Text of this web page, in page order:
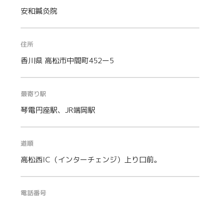
安和鍼灸院
住所
香川県 高松市中間町452ー5
最寄り駅
琴電円座駅、JR端岡駅
道順
高松西IC（インターチェンジ）上り口前。
電話番号